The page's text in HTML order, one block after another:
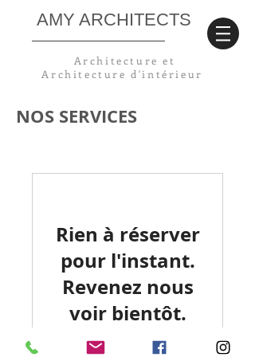
AMY ARCHITECTS
Architecture et
Architectured'intérieur
NOS SERVICES
Rien à réserver
pour l'instant.
Revenez nous
voir bientôt.